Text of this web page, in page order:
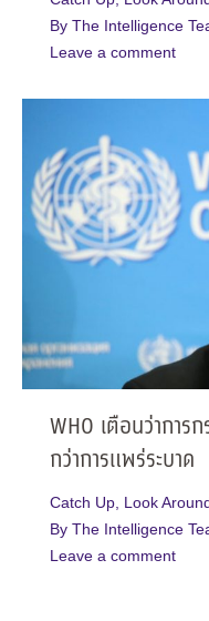
By The Intelligence
Leave a comment
WHO เตือนว่าการ
กว่าการแพร่ระบาด
Catch Up Look
By The Intelligence
Leave a comment